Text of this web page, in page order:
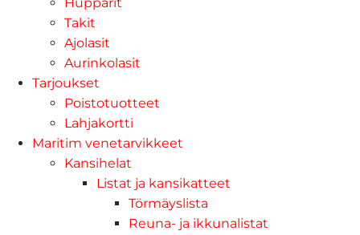
Hupparit
Takit
Ajolasit
Aurinkolasit
Tarjoukset
Poistotuotteet
Lahjakortti
Maritim venetarvikkeet
Kansihelat
Listat ja kansikatteet
Törmäyslista
Reuna- ja ikkunalistat